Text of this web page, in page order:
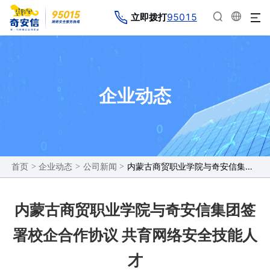
立即拨打95015
企业动态
首页 > 企业动态 > 公司新闻 > 内蒙古商贸职业学院与奇安信集团签署校企合作协议 共育网络安全技能人才
内蒙古商贸职业学院与奇安信集团签
署校企合作协议 共育网络安全技能人
才